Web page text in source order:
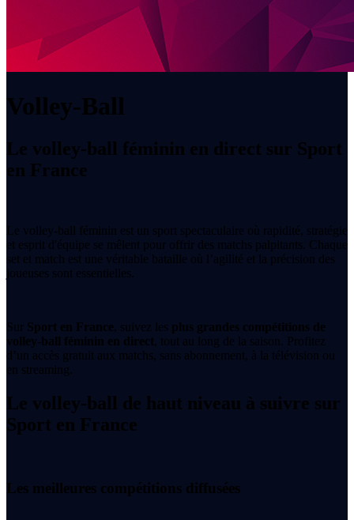
Volley-Ball
Le volley-ball féminin en direct sur Sport
en France
Le volley-ball féminin est un sport spectaculaire où rapidité, stratégie
et esprit d'équipe se mêlent pour offrir des matchs palpitants. Chaque
set et match est une véritable bataille où l’agilité et la précision des
joueuses sont essentielles.
Sur Sport en France, suivez les plus grandes compétitions de
volley-ball féminin en direct, tout au long de la saison. Profitez
d’un accès gratuit aux matchs, sans abonnement, à la télévision ou
en streaming.
Le volley-ball de haut niveau à suivre sur
Sport en France
Les meilleures compétitions diffusées